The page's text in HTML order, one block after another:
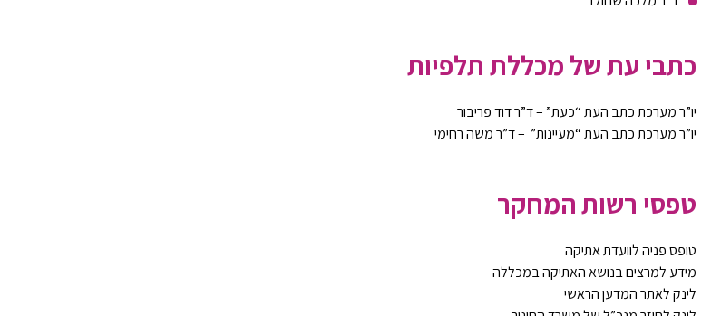
כתבי עת של מכללת תלפיות
יו”ר מערכת כתב העת “כעת” – ד”ר דוד פריבור
יו”ר מערכת כתב העת “מעיינות” – ד”ר משה רחימי
טפסי רשות המחקר
טופס פניה לוועדת אתיקה
מידע למרצים בנושא האתיקה במכללה
לינק לאתר המדען הראשי